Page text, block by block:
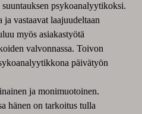
psykoanalyytikoksi.
vastaavat laajuudeltaan
myös asiakastyötä
valvonnassa. Toivon
päivätyön
ja monimuotoinen.
hänen on tarkoitus tulla